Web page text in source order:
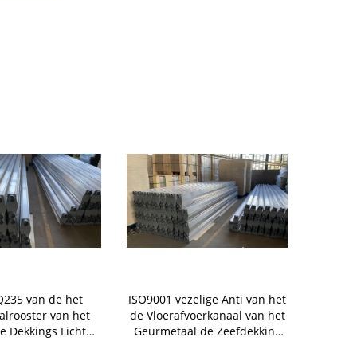
van de het
van het
Dekkings Lichte
ISO9001 vezelige Anti van het
de Vloerafvoerkanaal van het
Geurmetaal de Zeefdekking